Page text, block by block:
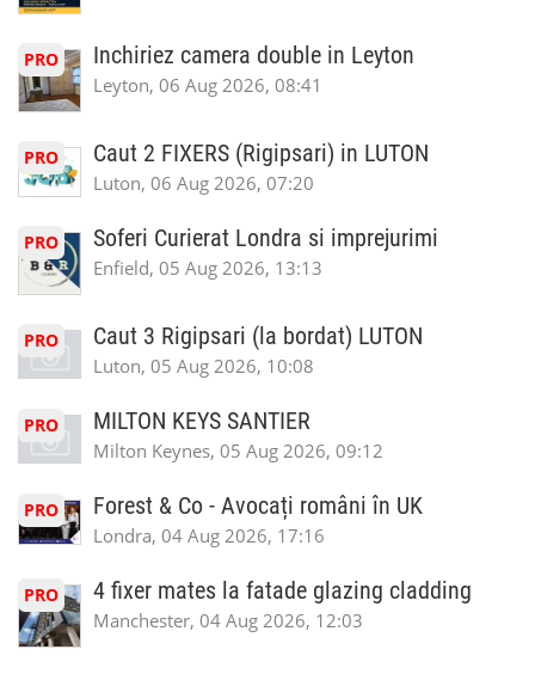
PRO Inchiriez camera double in Leyton
Leyton, 06 Aug 2026, 08:41
PRO Caut 2 FIXERS (Rigipsari) in LUTON
Luton, 06 Aug 2026, 07:20
PRO Soferi Curierat Londra si imprejurimi
Enfield, 05 Aug 2026, 13:13
PRO Caut 3 Rigipsari (la bordat) LUTON
Luton, 05 Aug 2026, 10:08
PRO MILTON KEYS SANTIER
Milton Keynes, 05 Aug 2026, 09:12
PRO Forest & Co - Avocați români în UK
Londra, 04 Aug 2026, 17:16
PRO 4 fixer mates la fatade glazing cladding
Manchester, 04 Aug 2026, 12:03